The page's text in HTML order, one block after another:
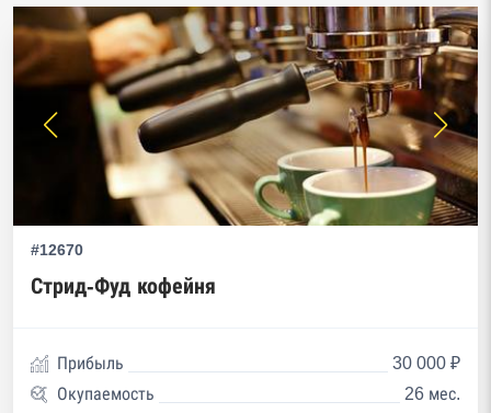
#12670
Стрид-Фуд кофейня
Прибыль
30 000 ₽
Окупаемость
26 мес.